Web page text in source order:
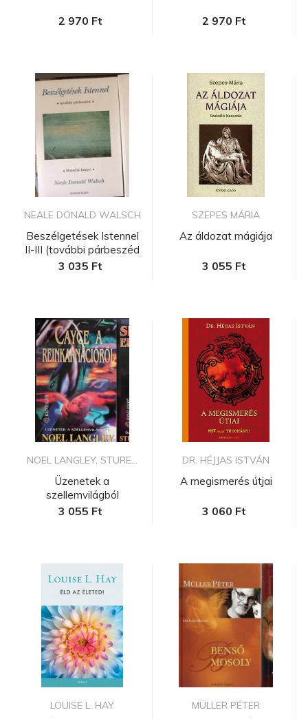
2 970 Ft 2 970 Ft
NEALE DONALD WALSCH
Beszélgetések Istennel
II-III (további párbeszéd
...
3 035 Ft
SZEPES MÁRIA
Az áldozat mágiája
3 055 Ft
NOEL LANGLEY, STURE...
Üzenetek a
szellemvilágból
könyvcsomag (2 kötet ?...
3 055 Ft
DR. HÉJJAS ISTVÁN
A megismerés útjai
3 060 Ft
LOUISE L. HAY MÜLLER PÉTER